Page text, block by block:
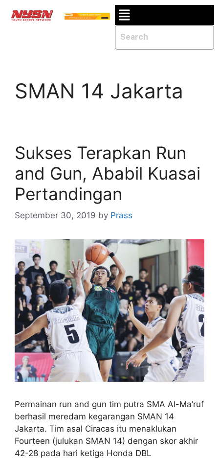
SMAN 14 Jakarta
Sukses Terapkan Run
and Gun, Ababil Kuasai
Pertandingan
September 30, 2019 by Prass
Permainan run and gun tim putra SMA Al-Ma’ruf
berhasil meredam kegarangan SMAN 14
Jakarta. Tim asal Ciracas itu menaklukan
Fourteen (julukan SMAN 14) dengan skor akhir
42-28 pada hari ketiga Honda DBL